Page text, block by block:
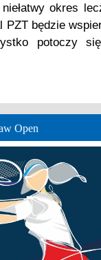
okres
PZT będzie
potoczy
Open